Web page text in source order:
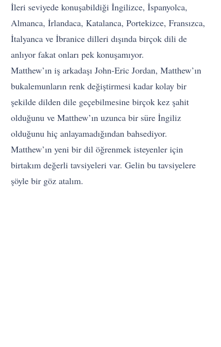
İleri seviyede konuşabildiği İngilizce, İspanyolca,
Almanca, İrlandaca, Katalanca, Portekizce, Fransızca,
İtalyanca ve İbranice dilleri dışında birçok dili de
anlıyor fakat onları pek konuşamıyor.
Matthew’ın iş arkadaşı John-Eric Jordan, Matthew’ın
bukalemunların renk değiştirmesi kadar kolay bir
şekilde dilden dile geçebilmesine birçok kez şahit
olduğunu ve Matthew’ın uzunca bir süre İngiliz
olduğunu hiç anlayamadığından bahsediyor.
Matthew’ın yeni bir dil öğrenmek isteyenler için
birtakım değerli tavsiyeleri var. Gelin bu tavsiyelere
şöyle bir göz atalım.